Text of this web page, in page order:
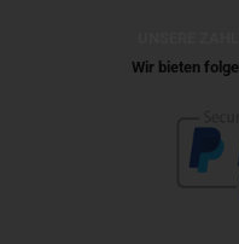
Wir bieten